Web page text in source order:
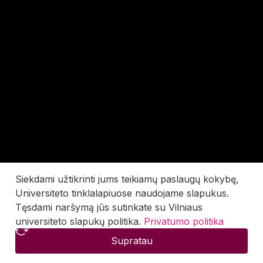
Siekdami užtikrinti jums teikiamų paslaugų kokybę,
Universiteto tinklalapiuose naudojame slapukus.
Tęsdami naršymą jūs sutinkate su Vilniaus
universiteto slapukų politika. Privatumo politika
Supratau